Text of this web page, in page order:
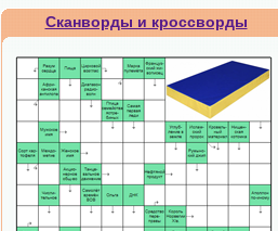
Сканворды и кроссворды